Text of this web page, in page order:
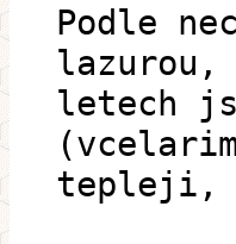
Podle
lazurou,
letech
tepleji,